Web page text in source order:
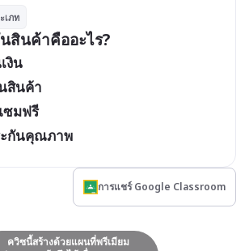
เภท
สินค้าคืออะไร?
งิน
สินค้า
ซมฟรี
ะกันคุณภาพ
การแชร์ Google Classroom
ควิซนี้สร้างด้วยแผนที่พรีเมียม